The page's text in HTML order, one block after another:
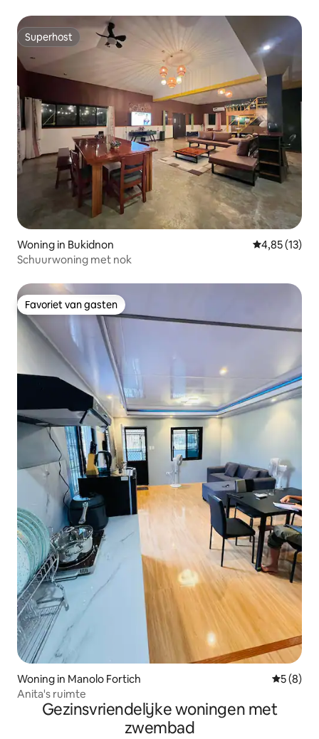
Superhost
Superhost
Woning in Bukidnon Gemiddelde
4,85 (13)
Schuurwoning met nok
Favoriet van gasten
Favoriet van gasten
Woning in Manolo Fortich
5 (8)
Anita's ruimte
Gezinsvriendelijke woningen met
zwembad